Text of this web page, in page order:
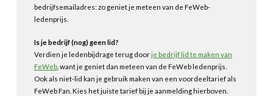
bedrijfsemailadres: zo geniet je meteen van de FeWeb-
ledenprijs.
Is je bedrijf (nog) geen lid?
Verdien je ledenbijdrage terug doorje bedrijf lid te maken van
FeWeb, want je geniet dan meteen van de FeWeb ledenprijs.
Ook als niet-lid kan je gebruik maken van een voordeeltarief als
FeWeb Fan. Kies het juiste tarief bij je aanmelding hierboven.